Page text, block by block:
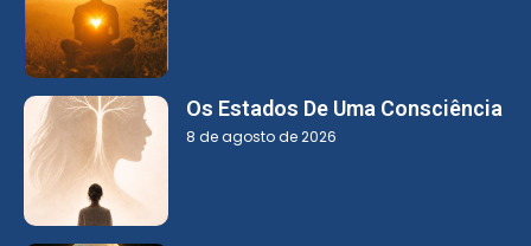
Os Estados De Uma Consciência
8 de agosto de 2026